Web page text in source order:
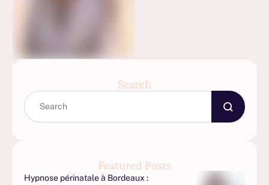
Search
Featured Posts
Hypnose périnatale à Bordeaux :